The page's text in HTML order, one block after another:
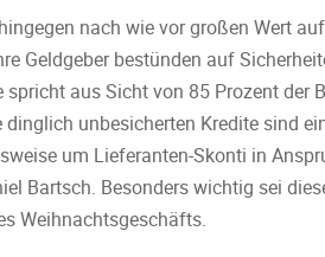
nach wie vor großen Wert
Geldgeber bestünden auf
spricht aus Sicht von 85 Prozent
dinglich unbesicherten Kredite sind
um Lieferanten-Skonti in
Bartsch. Besonders wichtig sei
Weihnachtsgeschäfts.